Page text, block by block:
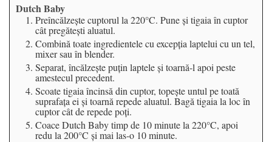
Dutch Baby
Preîncălzește cuptorul la 220°C. Pune și tigaia în cuptor
cât pregătești aluatul.
Combină toate ingredientele cu excepția laptelui cu un tel,
mixer sau în blender.
Separat, încălzește puțin laptele și toarnă-l apoi peste
amestecul precedent.
Scoate tigaia încinsă din cuptor, topește untul pe toată
suprafața ei și toarnă repede aluatul. Bagă tigaia la loc în
cuptor cât de repede poți.
Coace Dutch Baby timp de 10 minute la 220°C, apoi
redu la 200°C și mai las-o 10 minute.